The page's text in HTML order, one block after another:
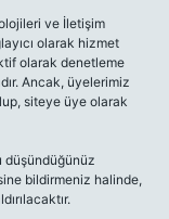
ve İletişim
olarak hizmet
olarak denetleme
Ancak, üyelerimiz
siteye üye olarak
düşündüğünüz
bildirmeniz halinde,